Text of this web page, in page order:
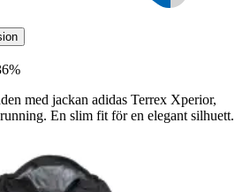
med jackan adidas Terrex Xperior,
En slim fit för en elegant silhuett.